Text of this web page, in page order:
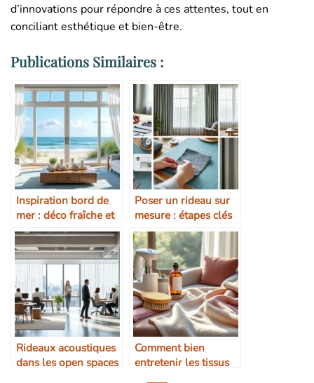
d’innovations pour répondre à ces attentes, tout en
conciliant esthétique et bien-être.
Publications Similaires :
Inspiration bord de
mer : déco fraîche et
lumineuse
Poser un rideau sur
mesure : étapes clés
Rideaux acoustiques
dans les open spaces
Comment bien
entretenir les tissus